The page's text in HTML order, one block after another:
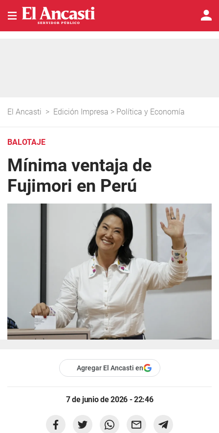
El Ancasti > Edición Impresa > Política y Economía
BALOTAJE
Mínima ventaja de
Fujimori en Perú
Agregar El Ancasti en
7 de junio de 2026 - 22:46